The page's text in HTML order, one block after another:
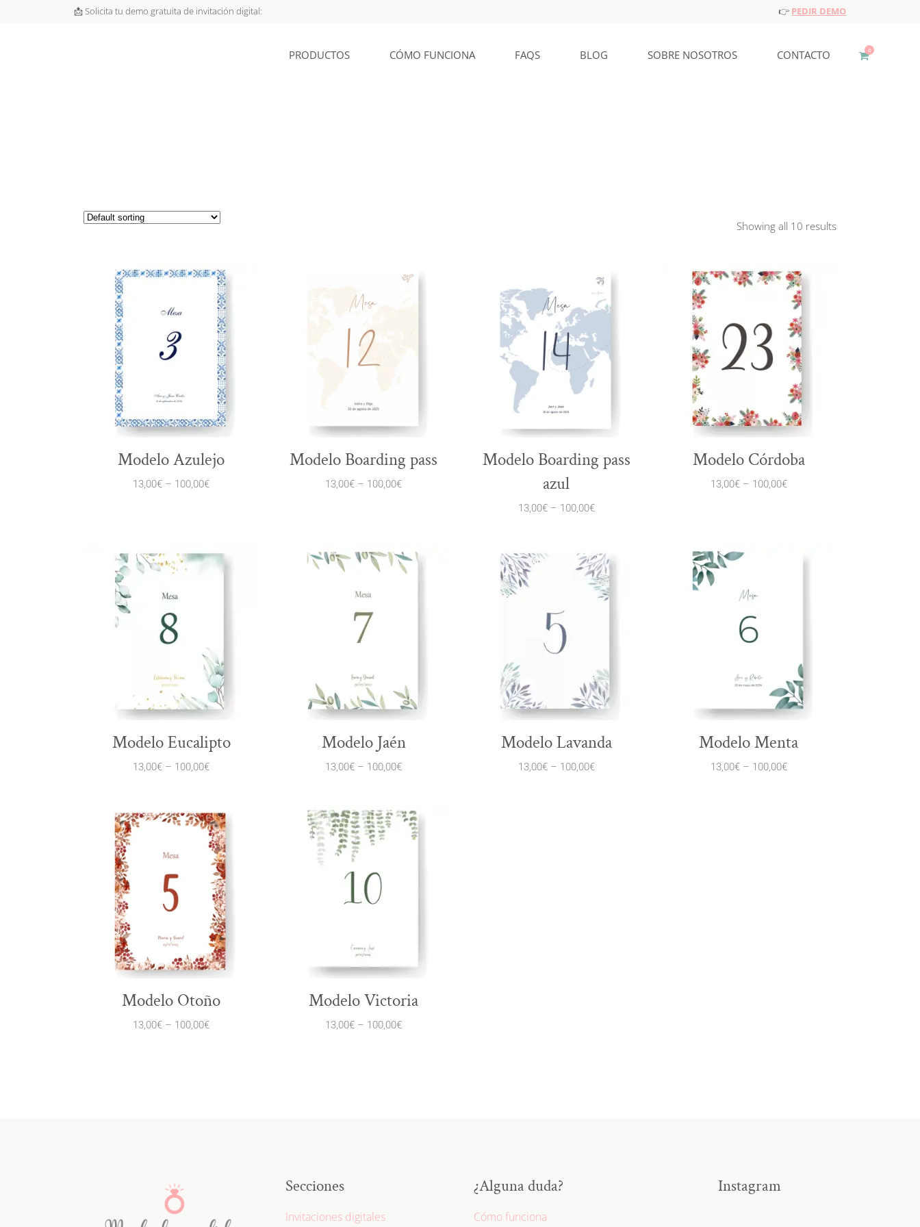
📩 Solicita tu demo gratuita de invitación digital: 👉 PEDIR DEMO
0
PRODUCTOS CÓMO FUNCIONA FAQS BLOG SOBRE NOSOTROS CONTACTO
Showing all 10 results
Modelo Azulejo
13,00€ – 100,00€
Modelo Boarding pass
13,00€ – 100,00€
Modelo Boarding pass
azul
13,00€– 100,00€
Modelo Córdoba
13,00€– 100,00€
Modelo Eucalipto
13,00€ – 100,00€
Modelo Jaén
13,00€ – 100,00€
Modelo Lavanda
13,00€– 100,00€
Modelo Menta
13,00€– 100,00€
Modelo Otoño
13,00€ – 100,00€
Modelo Victoria
13,00€ – 100,00€
Secciones
Invitaciones digitales
¿Alguna duda?
Cómo funciona
Instagram